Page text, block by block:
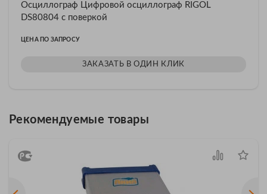
Осциллограф Цифровой осциллограф RIGOL
DS80804 с поверкой
ЦЕНА ПО ЗАПРОСУ
ЗАКАЗАТЬ В ОДИН КЛИК
Рекомендуемые товары